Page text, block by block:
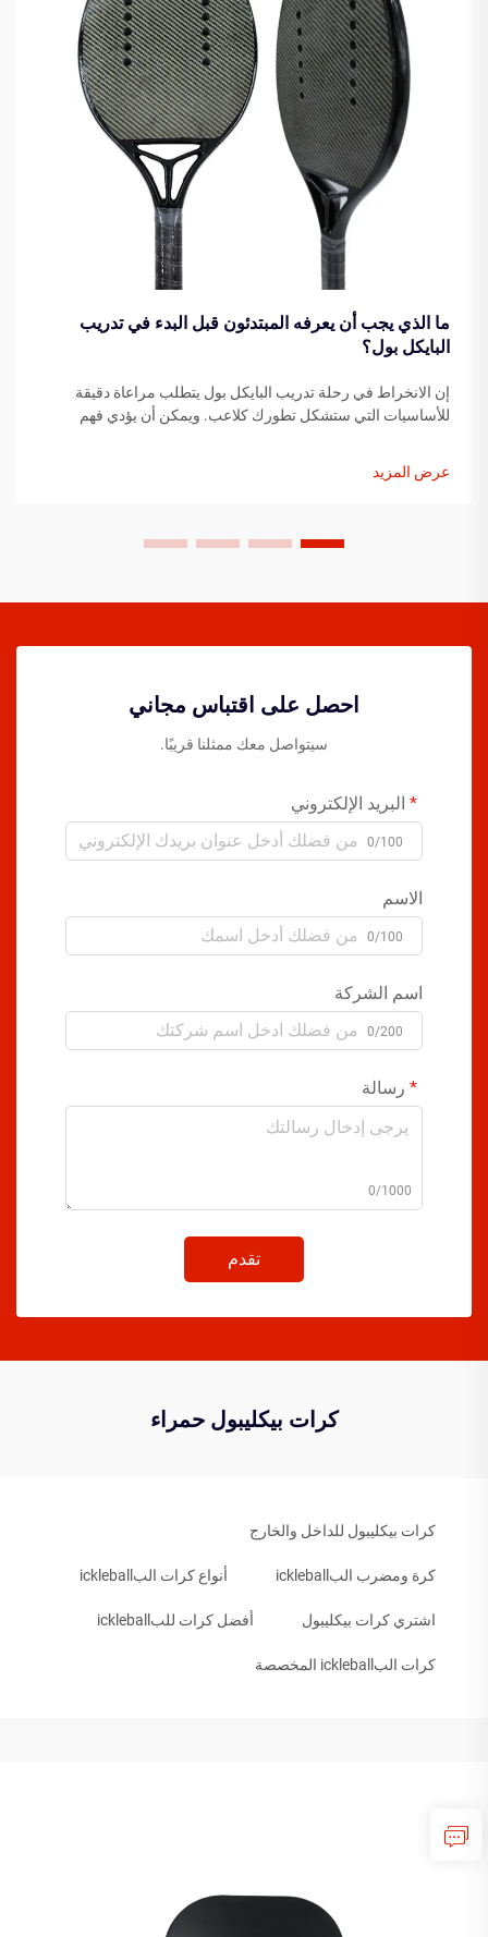
ما الذي يجب أن يعرفه المبتدئون قبل البدء في تدريب
البايكل بول؟
إن الانخراط في رحلة تدريب البايكل بول يتطلب مراعاة دقيقة
للأساسيات التي ستشكل تطورك كلاعب. ويمكن أن يؤدي فهم
عرض المزيد
احصل على اقتباس مجاني
سيتواصل معك ممثلنا قريبًا.
البريد الإلكتروني
0/100
الاسم
0/100
اسم الشركة
0/200
رسالة
0/1000
تقدم
كرات بيكليبول حمراء
كرات بيكليبول للداخل والخارج
كرة ومضرب البickleball أنواع كرات البickleball
اشتري كرات بيكليبول أفضل كرات للبickleball
كرات البickleball المخصصة